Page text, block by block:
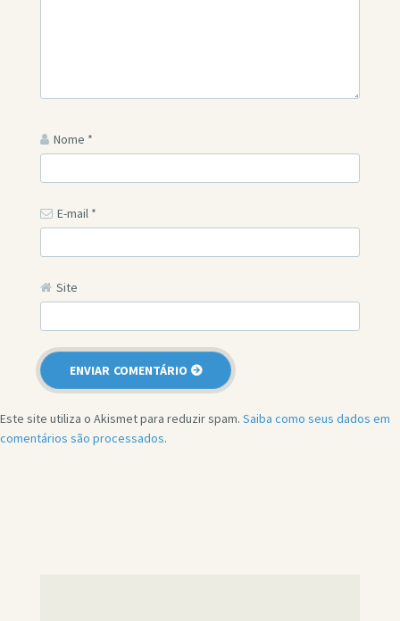
Nome *
E-mail *
Site
Este site utiliza o Akismet para reduzir spam. Saiba como seus dados em
comentários são processados.